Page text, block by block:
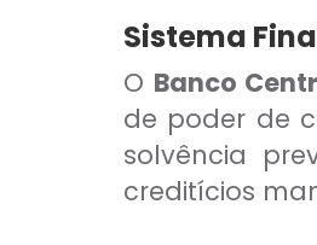
Sistema
O Banco
de poder de
solvência
creditícios